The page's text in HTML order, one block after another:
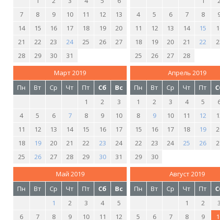
7
8 9 10 11 12
13
14
15 16 17 18 19
20
21
22 23 24 25 26
27
28
29 30 31
4
5 6 7 8
11
12 13 14 15
18
19 20 21 22
25
26 27
28
Март 2019
Пн
Вт Ср Чт Пт Сб
Вс
1
2
3
4
5 6 7 8 9
10
11
12 13 14 15 16
17
18
19 20 21 22 23
24
25
26 27 28 29 30 31
Апрель 2019
Пн
Вт Ср Чт Пт
1
2 3 4 5
8
9 10 11 12
15
16 17 18 19
22
23 24 25 26
29
30
Май 2019
Пн
Вт Ср Чт Пт Сб
Вс
1
2 3 4
5
6
7 8 9 10 11
12
Август 2019
Пн
Вт Ср Чт Пт
1
2
5
6 7 8 9